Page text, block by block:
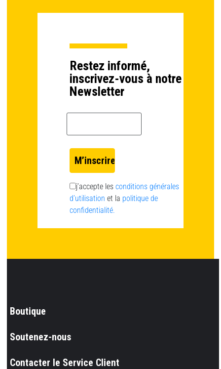
Restez informé,
inscrivez-vous à notre
Newsletter
j’accepte les conditions générales
d’utilisation et la politique de
confidentialité.
Boutique
Soutenez-nous
Contacter le Service Client